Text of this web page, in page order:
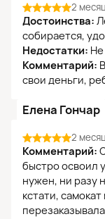
2
Достоинства:
собирается,
Недостатки:
Комментарий:
свои деньги,
Елена Гончар
2
Комментарий:
быстро освоил
нужен, ни разу
кстати,